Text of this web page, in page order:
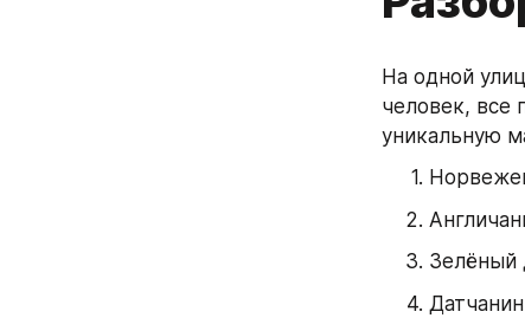
На одной
человек, все
уникальную
Зелёный